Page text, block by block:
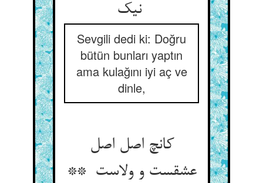
نیک
Sevgili dedi ki: Doğru
bütün bunları yaptın
ama kulağını iyi aç ve
dinle,
کانچ اصل اصل
عشقست و ولاست **